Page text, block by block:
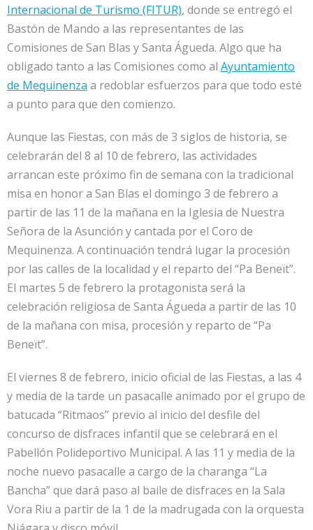
Internacional de Turismo (FITUR), donde se entregó el
Bastón de Mando a las representantes de las
Comisiones de San Blas y Santa Águeda. Algo que ha
obligado tanto a las Comisiones como al Ayuntamiento
de Mequinenza a redoblar esfuerzos para que todo esté
a punto para que den comienzo.
Aunque las Fiestas, con más de 3 siglos de historia, se
celebrarán del 8 al 10 de febrero, las actividades
arrancan este próximo fin de semana con la tradicional
misa en honor a San Blas el domingo 3 de febrero a
partir de las 11 de la mañana en la Iglesia de Nuestra
Señora de la Asunción y cantada por el Coro de
Mequinenza. A continuación tendrá lugar la procesión
por las calles de la localidad y el reparto del “Pa Beneït”.
El martes 5 de febrero la protagonista será la
celebración religiosa de Santa Águeda a partir de las 10
de la mañana con misa, procesión y reparto de “Pa
Beneït”.
El viernes 8 de febrero, inicio oficial de las Fiestas, a las 4
y media de la tarde un pasacalle animado por el grupo de
batucada “Ritmaos” previo al inicio del desfile del
concurso de disfraces infantil que se celebrará en el
Pabellón Polideportivo Municipal. A las 11 y media de la
noche nuevo pasacalle a cargo de la charanga “La
Bancha” que dará paso al baile de disfraces en la Sala
Vora Riu a partir de la 1 de la madrugada con la orquesta